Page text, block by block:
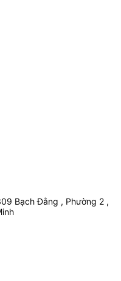
Bạch Đằng , Phường 2 ,